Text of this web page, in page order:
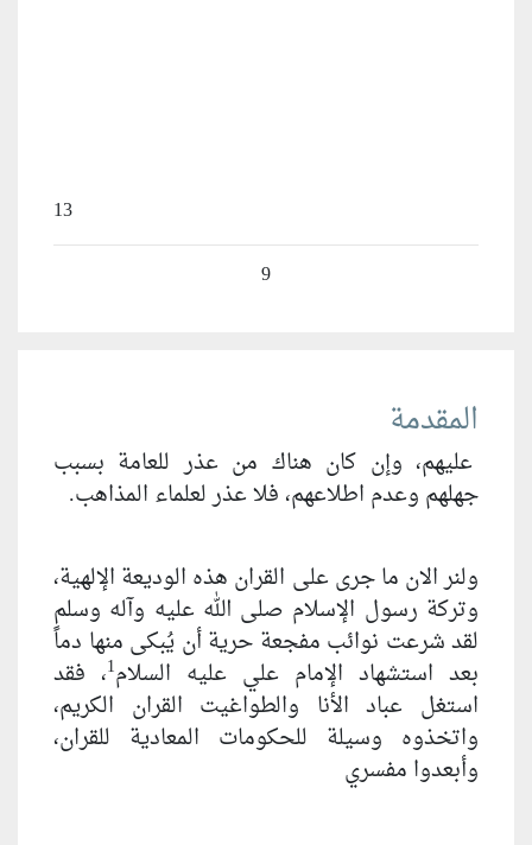
13
9
المقدمة
عليهم، وإن كان هناك من عذر للعامة بسبب
جهلهم وعدم اطلاعهم، فلا عذر لعلماء المذاهب.
ولنر الان ما جرى على القران هذه الوديعة الإلهية،
وتركة رسول الإسلام صلى الله عليه وآله وسلم
لقد شرعت نوائب مفجعة حرية أن يُبكى منها دماً
بعد استشهاد الإمام علي عليه السلام1، فقد
استغل عباد الأنا والطواغيت القران الكريم،
واتخذوه وسيلة للحكومات المعادية للقران،
وأبعدوا مفسري